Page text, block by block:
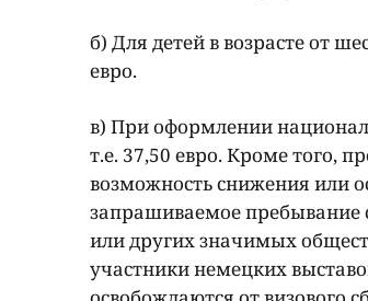
б) Для детей в возрасте от
евро.
в) При оформлении
т.е. 37,50 евро. Кроме того,
возможность снижения или
запрашиваемое пребывание
или других значимых
участники немецких